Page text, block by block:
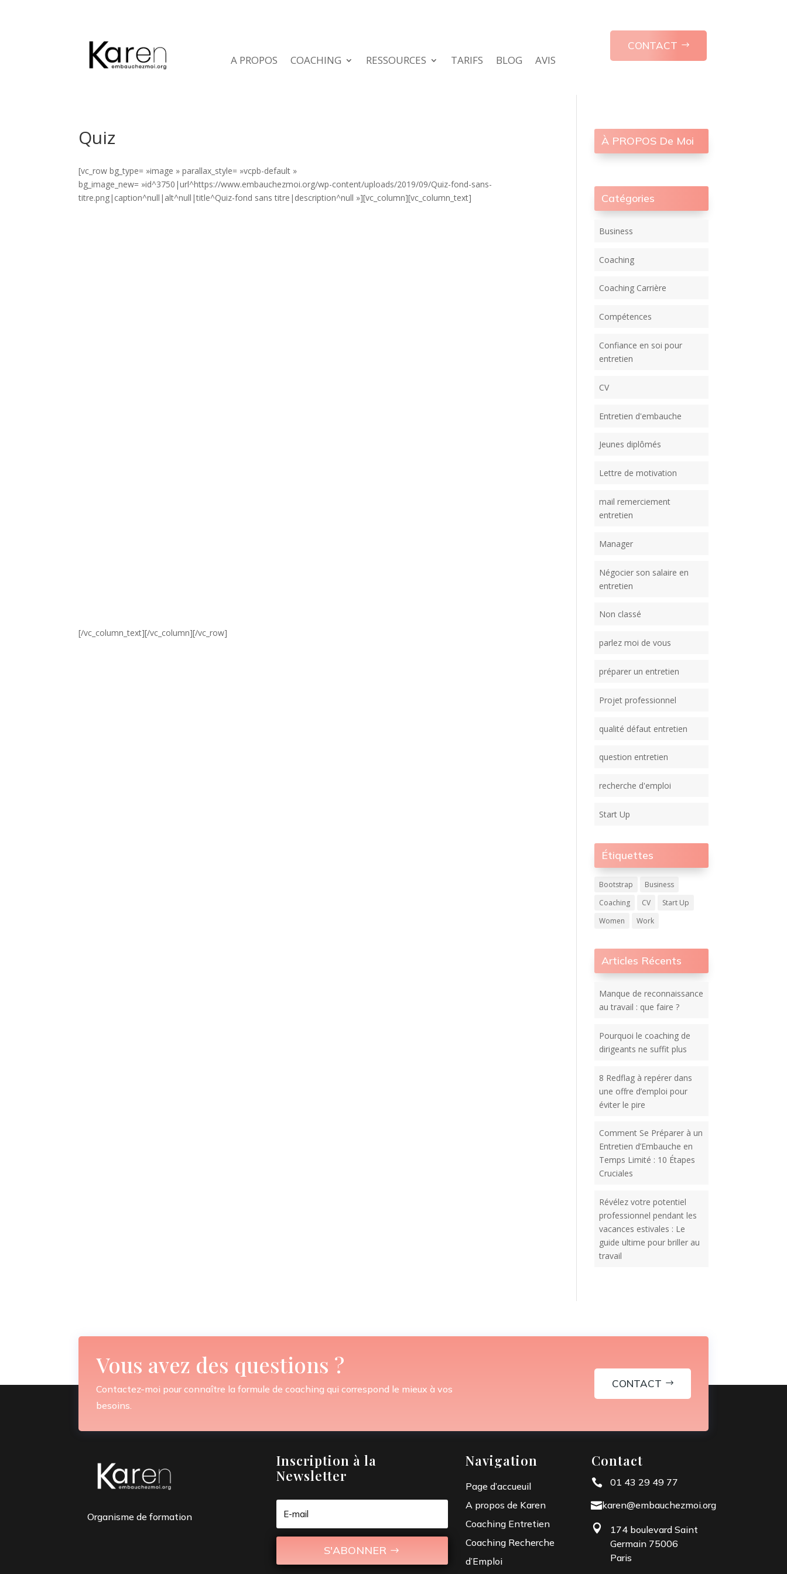
A PROPOS COACHING RESSOURCES TARIFS BLOG AVIS
CONTACT
Quiz
[vc_row bg_type= »image » parallax_style= »vcpb-default »
bg_image_new= »id^3750|url^https://www.embauchezmoi.org/wp-content/uploads/2019/09/Quiz-fond-sans-
titre.png|caption^null|alt^null|title^Quiz-fond sans titre|description^null »][vc_column][vc_column_text]
[/vc_column_text][/vc_column][/vc_row]
À PROPOS De Moi
Catégories
Business
Coaching
Coaching Carrière
Compétences
Confiance en soi pour
entretien
CV
Entretien d'embauche
Jeunes diplômés
Lettre de motivation
mail remerciement
entretien
Manager
Négocier son salaire en
entretien
Non classé
parlez moi de vous
préparer un entretien
Projet professionnel
qualité défaut entretien
question entretien
recherche d'emploi
Start Up
Étiquettes
Bootstrap
Business
Coaching
CV
Start Up
Women
Work
Articles Récents
Manque de reconnaissance
au travail : que faire ?
Pourquoi le coaching de
dirigeants ne suffit plus
8 Redflag à repérer dans
une offre d’emploi pour
éviter le pire
Comment Se Préparer à un
Entretien d’Embauche en
Temps Limité : 10 Étapes
Cruciales
Révélez votre potentiel
professionnel pendant les
vacances estivales : Le
guide ultime pour briller au
travail
Vous avez des questions ?
Contactez-moi pour connaître la formule de coaching qui correspond le mieux à vos
besoins.
CONTACT
Organisme de formation
Inscription à la
Newsletter
S'ABONNER
Navigation
Page d’accueuil
A propos de Karen
Coaching Entretien
Coaching Recherche
d’Emploi
Contact
 01 43 29 49 77
karen@embauchezmoi.org

174 boulevard Saint
Germain 75006
Paris